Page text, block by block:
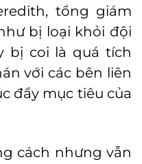
tổng giám
bị loại khỏi đội
bị coi là quá tích
với các bên liên
đẩy mục tiêu của
cách nhưng vẫn